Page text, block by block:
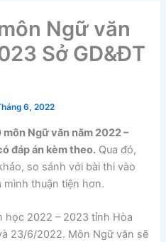
Ngữ văn
Sở GD&ĐT
6, 2022
Ngữ văn năm 2022 –
đáp án kèm theo. Qua đó,
so sánh với bài thi vào
mình thuận tiện hơn.
học 2022 – 2023 tỉnh Hòa
23/6/2022. Môn Ngữ văn sẽ